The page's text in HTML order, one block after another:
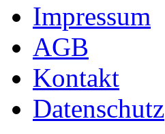
Impressum
AGB
Kontakt
Datenschutz